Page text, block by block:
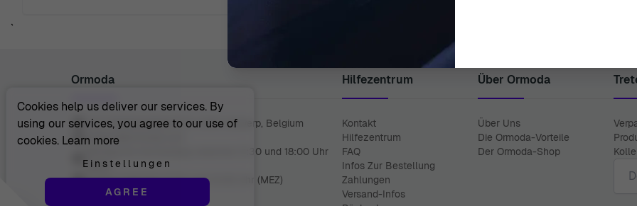
`
Ormoda
Juul Grietensstraat 9/11, 2140 Antwerp, Belgium
support@ormoda.com
Montag bis Donnerstag zwischen 9:30 und 18:00 Uhr
(MEZ)
Freitag zwischen 9:30 und 13:00 Uhr (MEZ)
Hilfezentrum
Kontakt
Hilfezentrum
FAQ
Infos Zur Bestellung
Zahlungen
Versand-Infos
Über Ormoda
Über Uns
Die Ormoda-Vorteile
Der Ormoda-Shop
Cookies help us deliver our services. By
using our services, you agree to our use of
cookies. Learn more
Einstellungen
AGREE